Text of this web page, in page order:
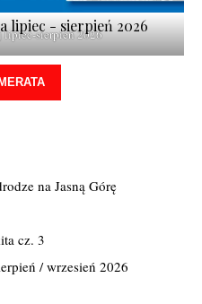
lipiec-sierpień 2026
lipiec - sierpień 2026
na Jasną Górę
cz. 3
/ wrzesień 2026